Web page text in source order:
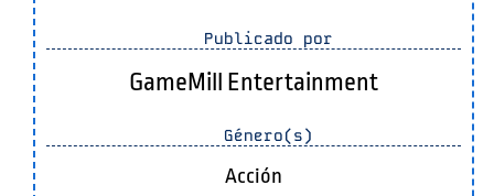
Publicado por
GameMill Entertainment
Género(s)
Acción